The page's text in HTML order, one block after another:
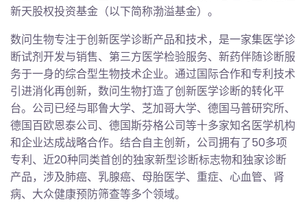
新天股权投资基金（以下简称渤溢基金）。
数问生物专注于创新医学诊断产品和技术，是一家集医学诊
断试剂开发与销售、第三方医学检验服务、新药伴随诊断服
务于一身的综合型生物技术企业。通过国际合作和专利技术
引进消化再创新，数问生物打造了创新医学诊断的转化平
台。公司已经与耶鲁大学、芝加哥大学、德国马普研究所、
德国百欧恩泰公司、德国斯芬格公司等十多家知名医学机构
和企业达成战略合作。结合自主创新，公司拥有了50多项
专利、近20种同类首创的独家新型诊断标志物和独家诊断
产品，涉及肺癌、乳腺癌、母胎医学、重症、心血管、肾
病、大众健康预防筛查等多个领域。